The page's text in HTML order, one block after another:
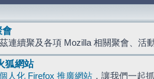
會
連續聚及各項 Mozilla 相關聚會、活
狐網站
人化 Firefox 推廣網站 ，讓我們一起